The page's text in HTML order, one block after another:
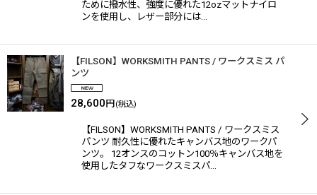
ために撥水性、強度に優れた12ozマットナイロ
ンを使用し、レザー部分には…
【FILSON】WORKSMITH PANTS / ワークスミス パ
ンツ
28,600 円 (税込)
【FILSON】WORKSMITH PANTS / ワークスミス
パンツ 耐久性に優れたキャンバス地のワークパ
ンツ。 12オンスのコットン100％キャンバス地を
使用したタフなワークスミスパ…